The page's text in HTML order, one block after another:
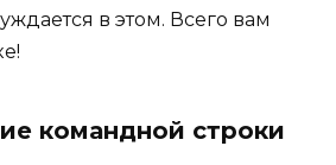
в этом. Всего вам
командной строки